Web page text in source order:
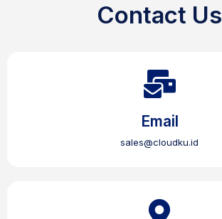
Contact Us
Email
sales@cloudku.id